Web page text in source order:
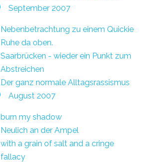
September 2007
Nebenbetrachtung zu einem Quickie
Ruhe da oben.
Saarbrücken - wieder ein Punkt zum
Abstreichen
Der ganz normale Alltagsrassismus
August 2007
burn my shadow
Neulich an der Ampel
with a grain of salt and a cringe
fallacy